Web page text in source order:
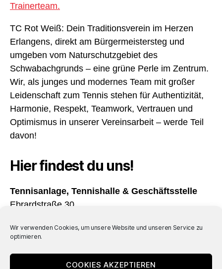
Wir verwenden Cookies, um unsere Website und unseren Service zu
optimieren.
COOKIES AKZEPTIEREN
Trainerteam.
TC Rot Weiß: Dein Traditionsverein im Herzen
Erlangens, direkt am Bürgermeistersteg und
umgeben vom Naturschutzgebiet des
Schwabachgrunds – eine grüne Perle im Zentrum.
Wir, als junges und modernes Team mit großer
Leidenschaft zum Tennis stehen für Authentizität,
Harmonie, Respekt, Teamwork, Vertrauen und
Optimismus in unserer Vereinsarbeit – werde Teil
davon!
Hier findest du uns!
Tennisanlage, Tennishalle & Geschäftsstelle
Ebrardstraße 30
Öffnungszeiten
Täglich von 08:00 – 22:00 Uhr geöffnet